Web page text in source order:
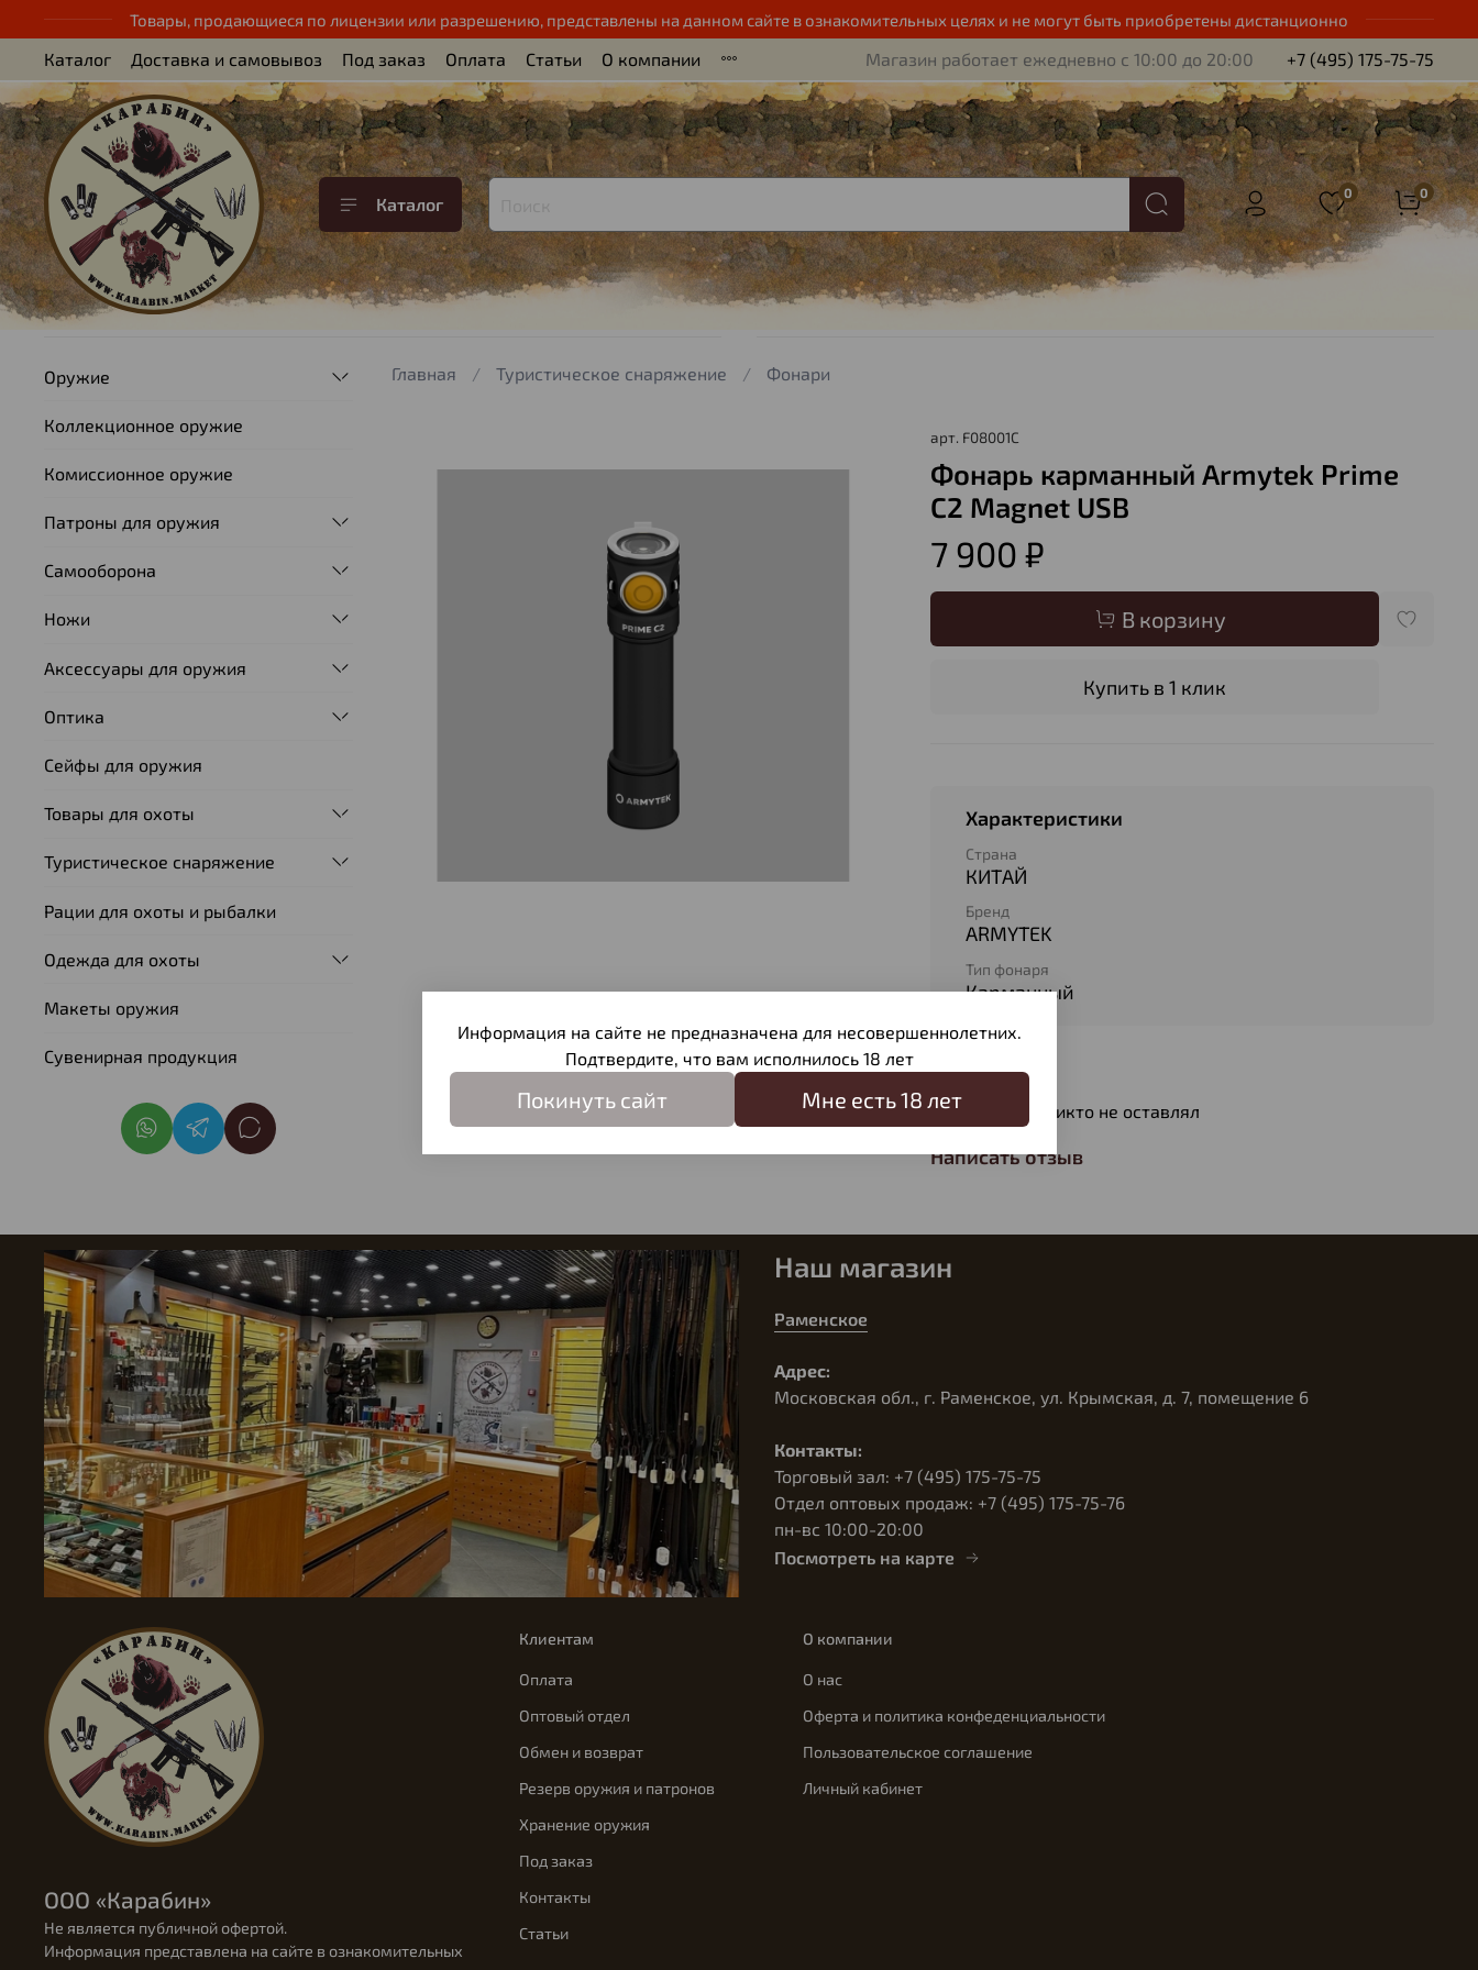
Товары, продающиеся по лицензии или разрешению, представлены на данном сайте в ознакомительных целях и не могут быть приобретены дистанционно
Каталог Доставка и самовывоз Под заказ Оплата Статьи О компании Магазин работает ежедневно с 10:00 до 20:00 +7 (495) 175-75-75
Каталог
0 0
Главная Туристическое снаряжение Фонари
арт. F08001C
Фонарь карманный Armytek Prime
C2 Magnet USB
7 900 ₽
В корзину
Купить в 1 клик
Характеристики
Страна
КИТАЙ
Бренд
ARMYTEK
Тип фонаря
Карманный
Отзывы
Отзывов еще никто не оставлял
Написать отзыв
Оружие
Коллекционное оружие
Комиссионное оружие
Патроны для оружия
Самооборона
Ножи
Аксессуары для оружия
Оптика
Сейфы для оружия
Товары для охоты
Туристическое снаряжение
Рации для охоты и рыбалки
Одежда для охоты
Макеты оружия
Сувенирная продукция
Наш магазин
Раменское
Адрес:
Московская обл., г. Раменское, ул. Крымская, д. 7, помещение 6
Контакты:
Торговый зал: +7 (495) 175-75-75
Отдел оптовых продаж: +7 (495) 175-75-76
пн-вс 10:00-20:00
Посмотреть на карте
Клиентам
Оплата
Оптовый отдел
Обмен и возврат
Резерв оружия и патронов
Хранение оружия
Под заказ
Контакты
Статьи
О компании
О нас
Оферта и политика конфеденциальности
Пользовательское соглашение
Личный кабинет
ООО «Карабин»
Не является публичной офертой.
Информация представлена на сайте в ознакомительных
Информация на сайте не предназначена для несовершеннолетних.
Подтвердите, что вам исполнилось 18 лет
Покинуть сайт Мне есть 18 лет